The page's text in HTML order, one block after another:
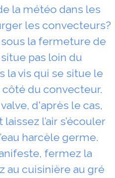
la météo dans les
les convecteurs?
la fermeture de
pas loin du
la vis qui se situe le
du convecteur.
d'après le cas,
l’air s’écouler
harcèle germe.
fermez la
au cuisinière au gré